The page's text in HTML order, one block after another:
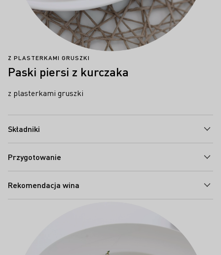
Z PLASTERKAMI GRUSZKI
Paski piersi z kurczaka
z plasterkami gruszki
Składniki
Przygotowanie
Rekomendacja wina